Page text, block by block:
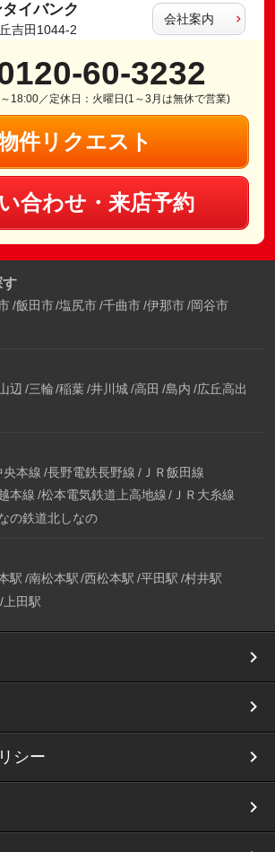
イバンク
吉田1044-2
会社案内
60-3232
18:00／定休日：火曜日(1～3月は無休で営業)
件リクエスト
合わせ・来店予約
す
飯田市 塩尻市 千曲市 伊那市 岡谷市
辺 三輪 稲葉 井川城 高田 島内 広丘高出
央本線 長野電鉄長野線 ＪＲ飯田線
本線 松本電気鉄道上高地線
ＪＲ大糸線
の鉄道北しなの
駅 南松本駅 西松本駅 平田駅 村井駅
上田駅
シー